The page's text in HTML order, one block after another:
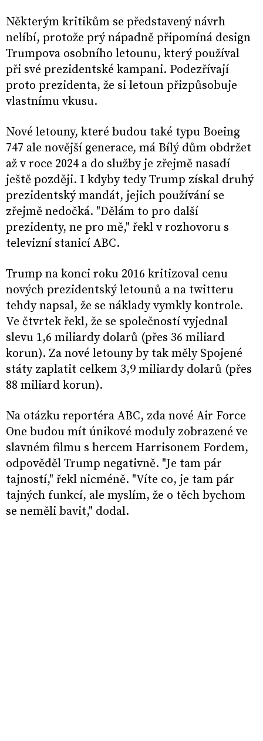
Některým kritikům se představený návrh
nelíbí, protože prý nápadně připomíná design
Trumpova osobního letounu, který používal
při své prezidentské kampani. Podezřívají
proto prezidenta, že si letoun přizpůsobuje
vlastnímu vkusu.
Nové letouny, které budou také typu Boeing
747 ale novější generace, má Bílý dům obdržet
až v roce 2024 a do služby je zřejmě nasadí
ještě později. I kdyby tedy Trump získal druhý
prezidentský mandát, jejich používání se
zřejmě nedočká. "Dělám to pro další
prezidenty, ne pro mě," řekl v rozhovoru s
televizní stanicí ABC.
Trump na konci roku 2016 kritizoval cenu
nových prezidentský letounů a na twitteru
tehdy napsal, že se náklady vymkly kontrole.
Ve čtvrtek řekl, že se společností vyjednal
slevu 1,6 miliardy dolarů (přes 36 miliard
korun). Za nové letouny by tak měly Spojené
státy zaplatit celkem 3,9 miliardy dolarů (přes
88 miliard korun).
Na otázku reportéra ABC, zda nové Air Force
One budou mít únikové moduly zobrazené ve
slavném filmu s hercem Harrisonem Fordem,
odpověděl Trump negativně. "Je tam pár
tajností," řekl nicméně. "Víte co, je tam pár
tajných funkcí, ale myslím, že o těch bychom
se neměli bavit," dodal.